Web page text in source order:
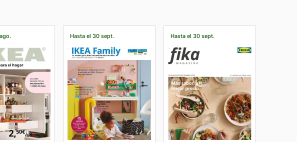
Hasta el 30 sept. Hasta el 30 sept.